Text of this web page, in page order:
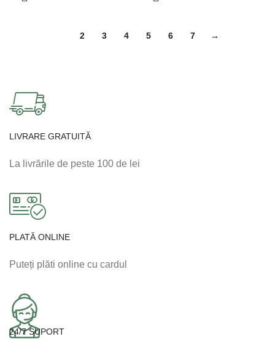
2 3 4 5 6 7 →
LIVRARE GRATUITĂ
La livrările de peste 100 de lei
PLATĂ ONLINE
Puteți plăti online cu cardul
24/7 SUPORT